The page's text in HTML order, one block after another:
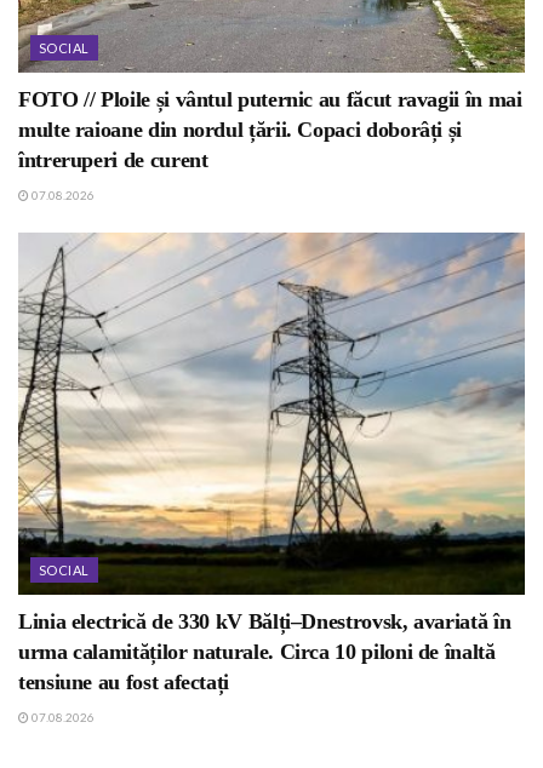
SOCIAL
FOTO // Ploile și vântul puternic au făcut ravagii în mai
multe raioane din nordul țării. Copaci doborâți și
întreruperi de curent
07.08.2026
SOCIAL
Linia electrică de 330 kV Bălți–Dnestrovsk, avariată în
urma calamităților naturale. Circa 10 piloni de înaltă
tensiune au fost afectați
07.08.2026